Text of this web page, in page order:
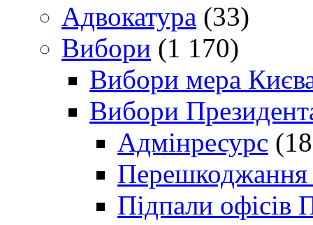
Адвокатура (33)
Вибори (1 170)
Вибори мера
Вибори
Адмінресурс
Перешкоджання
Підпали офісів